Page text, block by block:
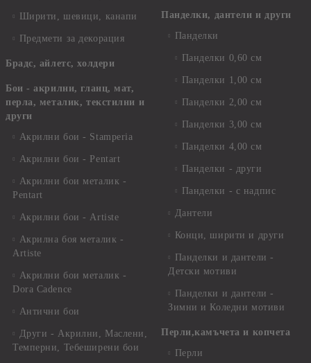
Ширити, шевици, канапи
Предмети за декорация
Брадс, айлетс, холдери
Бои - акрилни, гланц, мат,
перла, металик, текстилни и
други
Акрилни бои - Stamperia
Акрилни бои - Pentart
Акрилни бои металик -
Pentart
Акрилни бои - Artiste
Акрилна боя металик -
Artiste
Акрилни бои металик -
Dora Cadence
Антични бои
Други - Акрилни, Маслени,
Темперни, Тебеширени бои
Панделки, дантели и други
Панделки
Панделки 0,60 см
Панделки 1,00 см
Панделки 2,00 см
Панделки 3,00 см
Панделки 4,00 см
Панделки - други
Панделки - с надпис
Дантели
Конци, ширити и други
Панделки и дантели -
Детски мотиви
Панделки и дантели -
Зимни и Коледни мотиви
Перли,камъчета и копчета
Перли